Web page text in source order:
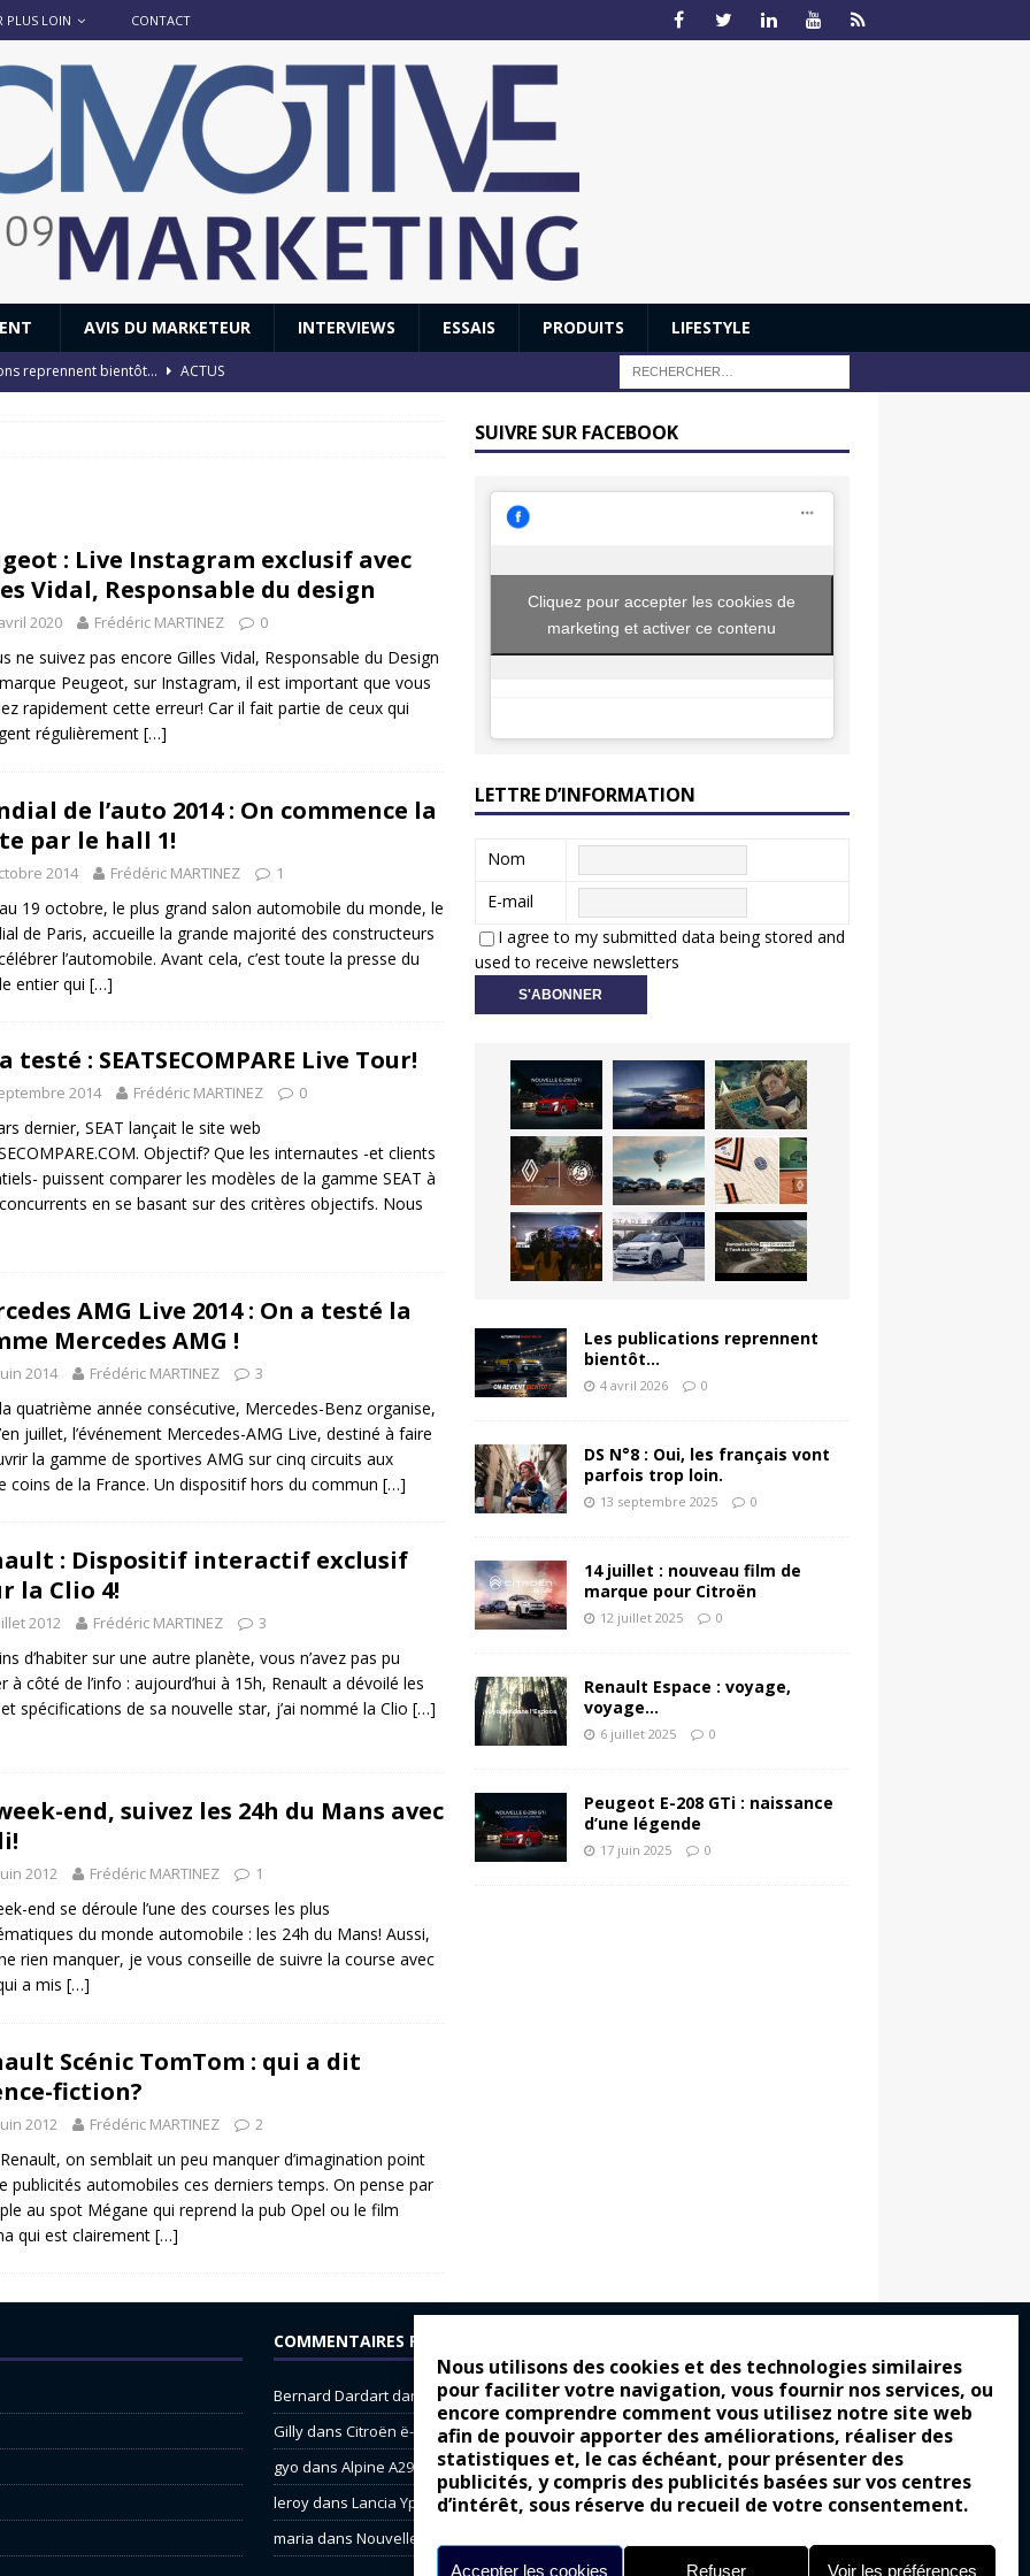
Nous utilisons des cookies et des technologies similaires
pour faciliter votre navigation, vous fournir nos services, ou
encore comprendre comment vous utilisez notre site web
afin de pouvoir apporter des améliorations, réaliser des
statistiques et, le cas échéant, pour présenter des
publicités, y compris des publicités basées sur vos centres
d’intérêt, sous réserve du recueil de votre consentement.
Accepter les cookies Refuser Voir les préférences
PLUS LOIN CONTACT
AVIS DU MARKETEUR INTERVIEWS ESSAIS PRODUITS LIFESTYLE
reprennent bientôt…
ACTUS
: Honda dévoile un spot publicitaire… confiné! ACTUS
: Live Instagram exclusif avec
Vidal, Responsable du design
2020 Frédéric MARTINEZ 0
ne suivez pas encore Gilles Vidal, Responsable du Design
Peugeot, sur Instagram, il est important que vous
rapidement cette erreur! Car il fait partie de ceux qui
régulièrement […]
de l’auto 2014 : On commence la
par le hall 1!
2014 Frédéric MARTINEZ 1
19 octobre, le plus grand salon automobile du monde, le
de Paris, accueille la grande majorité des constructeurs
l’automobile. Avant cela, c’est toute la presse du
entier qui […]
testé : SEATSECOMPARE Live Tour!
2014 Frédéric MARTINEZ 0
dernier, SEAT lançait le site web
Objectif? Que les internautes -et clients
puissent comparer les modèles de la gamme SEAT à
en se basant sur des critères objectifs. Nous
AMG Live 2014 : On a testé la
Mercedes AMG !
2014 Frédéric MARTINEZ 3
quatrième année consécutive, Mercedes-Benz organise,
juillet, l’événement Mercedes-AMG Live, destiné à faire
la gamme de sportives AMG sur cinq circuits aux
coins de la France. Un dispositif hors du commun […]
: Dispositif interactif exclusif
la Clio 4!
2012 Frédéric MARTINEZ 3
d’habiter sur une autre planète, vous n’avez pas pu
à côté de l’info : aujourd’hui à 15h, Renault a dévoilé les
spécifications de sa nouvelle star, j’ai nommé la Clio […]
end, suivez les 24h du Mans avec
2012 Frédéric MARTINEZ 1
end se déroule l’une des courses les plus
du monde automobile : les 24h du Mans! Aussi,
rien manquer, je vous conseille de suivre la course avec
a mis […]
Scénic TomTom : qui a dit
fiction?
2012 Frédéric MARTINEZ 2
on semblait un peu manquer d’imagination point
publicités automobiles ces derniers temps. On pense par
au spot Mégane qui reprend la pub Opel ou le film
qui est clairement […]
SUIVRE SUR FACEBOOK
Cliquez pour accepter les cookies de
marketing et activer ce contenu
LETTRE D’INFORMATION
Nom
E-mail
I agree to my submitted data being stored and
used to receive newsletters
Les publications reprennent
bientôt…
4 avril 2026 0
DS N°8 : Oui, les français vont
parfois trop loin.
13 septembre 2025 0
14 juillet : nouveau film de
marque pour Citroën
12 juillet 2025 0
Renault Espace : voyage,
voyage…
6 juillet 2025 0
Peugeot E-208 GTi : naissance
d’une légende
17 juin 2025 0
COMMENTAIRES RÉCENTS
Bernard Dardartdans
Dacia Sandero : pour les gens vrais
Gillydans Citroën ë-C3 : la révolution a commencé
gyo dans Alpine A290 : L’irrésistible attraction de la légèreté
leroydans Lancia Ypsilon : naturellement envoûtante ?
maria dans Nouvelle Opel Corsa : Yes of Corsa !